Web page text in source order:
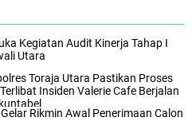
Kegiatan Audit Kinerja Tahap I
Utara
Toraja Utara Pastikan Proses
Insiden Valerie Cafe Berjalan
Rikmin Awal Penerimaan Calon